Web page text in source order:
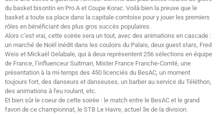
du basket bisontin en Pro A et Coupe Korac. Voilà bien la preuve que le
basket a toute sa place dans la capitale comtoise pour y jouer les premiers
rôles en bénéficiant des plus gros succès populaires.
Alors c’est vrai, cette soirée sera un tout, avec des animations en cascade :
un marché de Noël inédit dans les couloirs du Palais, deux guest stars, Fred
Weis et Mickaël Gelabale, qui à deux représentent 256 sélections en équipe
de France, l’influenceur Suitman, Mister France Franche-Comté, une
présentation à la mi-temps des 450 licenciés du BesAC, un moment
toujours fort, des danseurs et danseuses, un barber au service du Téléthon,
des animations à feu roulant, etc.
Et bien sûr le coeur de cette soirée : le match entre le BesAC et le grand
favori de ce championnat, le STB Le Havre, actuel 3e de la division.